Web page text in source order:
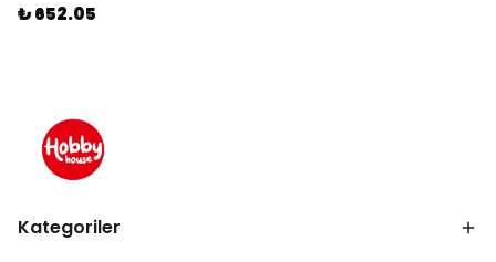
₺ 652.05
Kategoriler